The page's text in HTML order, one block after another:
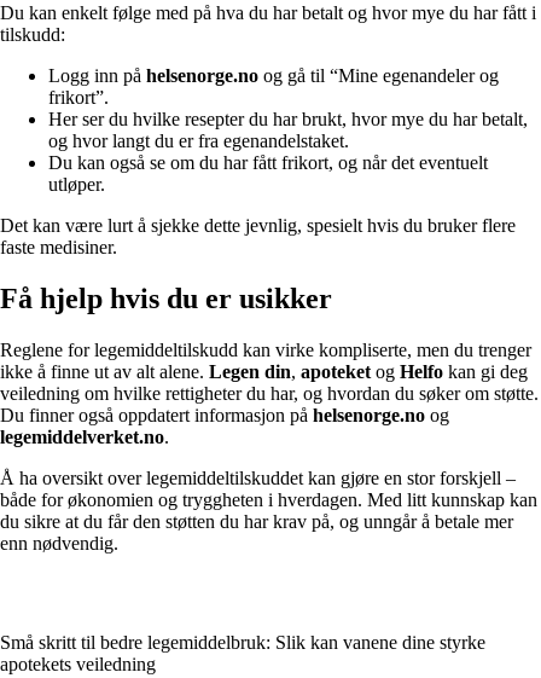
Du kan enkelt følge med på hva du har betalt og hvor mye du har fått i
tilskudd:
Logg inn på helsenorge.no og gå til “Mine egenandeler og
frikort”.
Her ser du hvilke resepter du har brukt, hvor mye du har betalt,
og hvor langt du er fra egenandelstaket.
Du kan også se om du har fått frikort, og når det eventuelt
utløper.
Det kan være lurt å sjekke dette jevnlig, spesielt hvis du bruker flere
faste medisiner.
Få hjelp hvis du er usikker
Reglene for legemiddeltilskudd kan virke kompliserte, men du trenger
ikke å finne ut av alt alene. Legen din, apoteket og Helfo kan gi deg
veiledning om hvilke rettigheter du har, og hvordan du søker om støtte.
Du finner også oppdatert informasjon på helsenorge.no og
legemiddelverket.no.
Å ha oversikt over legemiddeltilskuddet kan gjøre en stor forskjell –
både for økonomien og tryggheten i hverdagen. Med litt kunnskap kan
du sikre at du får den støtten du har krav på, og unngår å betale mer
enn nødvendig.
Små skritt til bedre legemiddelbruk: Slik kan vanene dine styrke
apotekets veiledning